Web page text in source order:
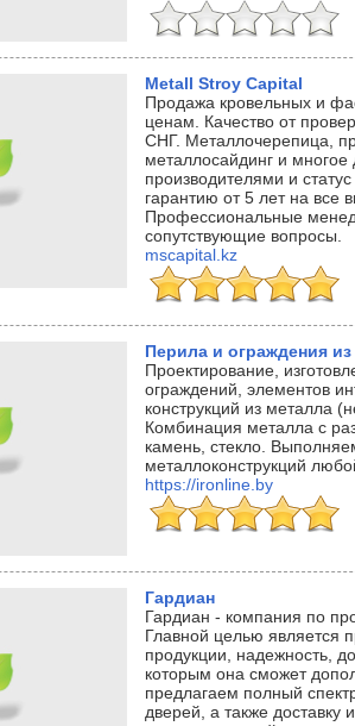
Metall Stroy Capital
Продажа кровельных и
ценам. Качество от
СНГ. Металлочерепица,
металлосайдинг и многое
производителями и
гарантию от 5 лет на все
Профессиональные
сопутствующие вопросы.
mscapital.kz
Перила и ограждения
Проектирование,
ограждений, элементов
конструкций из металла
Комбинация металла с
камень, стекло.
металлоконструкций
https://ironline.by
Гардиан
Гардиан - компания по
Главной целью является
продукции, надежность,
которым она сможет
предлагаем полный
дверей, а также доставку